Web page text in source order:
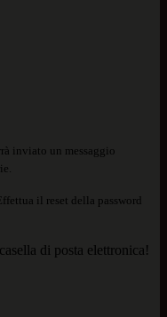
inviato un messaggio
il reset della password
di posta elettronica!